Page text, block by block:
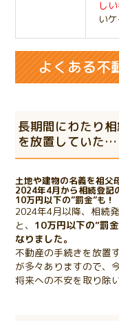
し
い
よくある不
長期間にわたり
を放置していた…
土地や建物の名義を祖
2024年4月から相続登記
10万円以下の”罰金”も！
2024年4月以降、相続
と、 10万円以下の”罰
なりました。
不動産の手続きを放置
が多々ありますので、
将来への不安を取り除